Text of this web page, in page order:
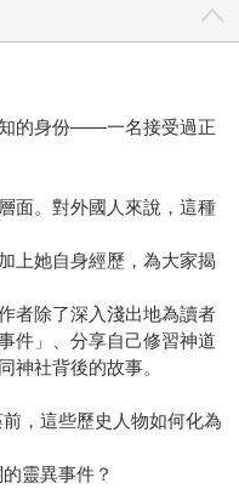
的身份——一名接受過正
面。對外國人來說，這種
上她自身經歷，為大家揭
者除了深入淺出地為讀者
件」、分享自己修習神道
神社背後的故事。
，這些歷史人物如何化為
靈異事件？